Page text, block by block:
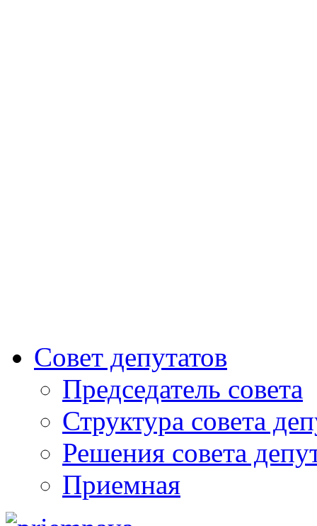
Совет депутатов
Председатель совета
Структура совета
Решения совета
Приемная